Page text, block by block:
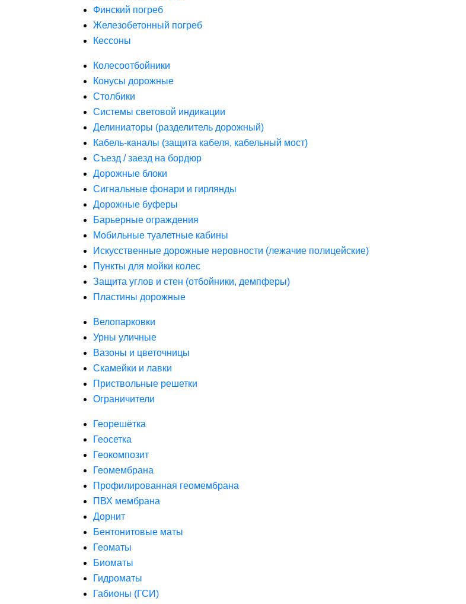
Финский погреб
Железобетонный погреб
Кессоны
Колесоотбойники
Конусы дорожные
Столбики
Системы световой индикации
Делиниаторы (разделитель дорожный)
Кабель-каналы (защита кабеля, кабельный мост)
Съезд / заезд на бордюр
Дорожные блоки
Сигнальные фонари и гирлянды
Дорожные буферы
Барьерные ограждения
Мобильные туалетные кабины
Искусственные дорожные неровности (лежачие полицейские)
Пункты для мойки колес
Защита углов и стен (отбойники, демпферы)
Пластины дорожные
Велопарковки
Урны уличные
Вазоны и цветочницы
Скамейки и лавки
Приствольные решетки
Ограничители
Георешётка
Геосетка
Геокомпозит
Геомембрана
Профилированная геомембрана
ПВХ мембрана
Дорнит
Бентонитовые маты
Геоматы
Биоматы
Гидроматы
Габионы (ГСИ)